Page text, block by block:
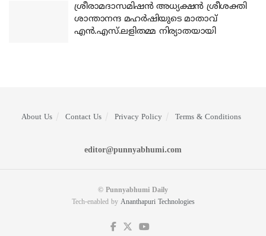
ശ്രീരാമദാസമിഷന്‍ അധ്യക്ഷന്‍ ശ്രീശക്തി
ശാന്താനന്ദ മഹര്‍ഷിയുടെ മാതാവ്
എന്‍.എസ്.ലളിതമ്മ നിര്യാതയായി
About Us Contact Us Privacy Policy Terms & Conditions
editor@punnyabhumi.com
© Punnyabhumi Daily
Tech-enabled by Ananthapuri Technologies